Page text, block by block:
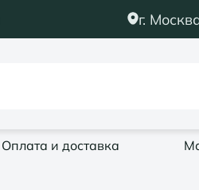
г.
Оплата и доставка